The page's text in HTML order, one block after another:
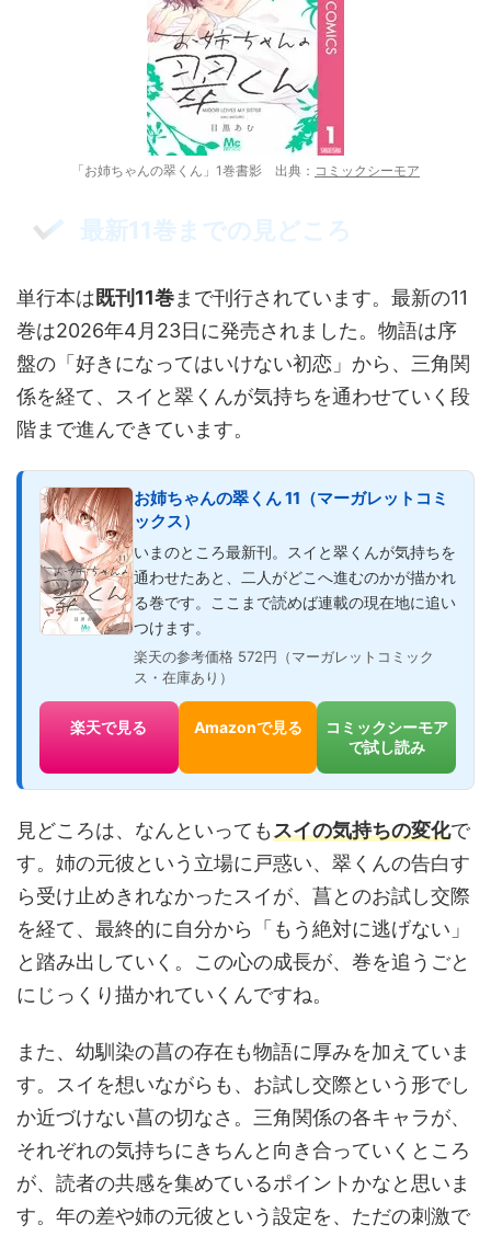
「お姉ちゃんの翠くん」1巻書影 出典： コミックシーモア
最新11巻までの見どころ
単行本は既刊11巻まで刊行されています。最新の11
巻は2026年4月23日に発売されました。物語は序
盤の「好きになってはいけない初恋」から、三角関
係を経て、スイと翠くんが気持ちを通わせていく段
階まで進んできています。
お姉ちゃんの翠くん 11（マーガレットコミ
ックス）
いまのところ最新刊。スイと翠くんが気持ちを
通わせたあと、二人がどこへ進むのかが描かれ
る巻です。ここまで読めば連載の現在地に追い
つけます。
楽天の参考価格 572円（マーガレットコミック
ス・在庫あり）
楽天で見る Amazonで見る
コミックシーモア
で試し読み
見どころは、なんといってもスイの気持ちの変化で
す。姉の元彼という立場に戸惑い、翠くんの告白す
ら受け止めきれなかったスイが、菖とのお試し交際
を経て、最終的に自分から「もう絶対に逃げない」
と踏み出していく。この心の成長が、巻を追うごと
にじっくり描かれていくんですね。
また、幼馴染の菖の存在も物語に厚みを加えていま
す。スイを想いながらも、お試し交際という形でし
か近づけない菖の切なさ。三角関係の各キャラが、
それぞれの気持ちにきちんと向き合っていくところ
が、読者の共感を集めているポイントかなと思いま
す。年の差や姉の元彼という設定を、ただの刺激で